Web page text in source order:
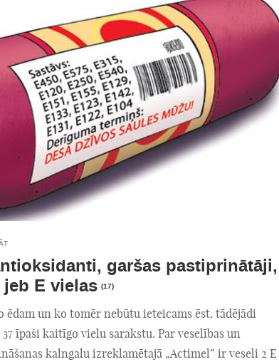
garšas pastiprinātāji,
E vielas (17)
ēdam un ko tomēr nebūtu ieteicams ēst, tādējādi
īpaši kaitīgo vielu sarakstu. Par veselības un
kalngalu izreklamētajā „Actimel” ir veseli 2 E